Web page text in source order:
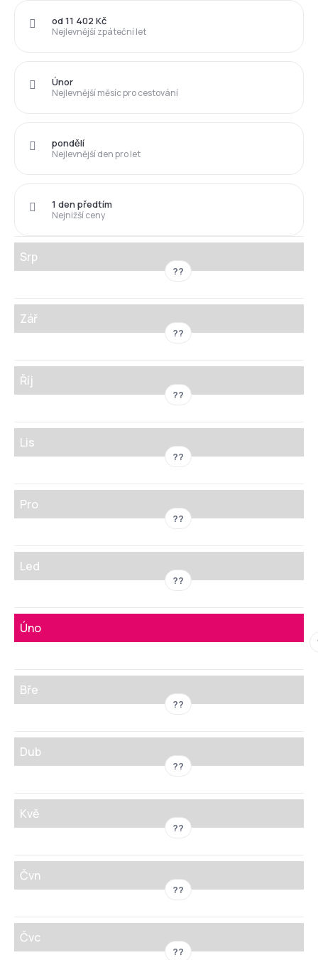
Nejlevnější zpáteční let
od 11 402 Kč
Nejlevnější měsíc pro cestování
Únor
Nejlevnější den pro let
pondělí
Nejnižší ceny
1 den předtím
Srp
??
Zář
??
Říj
??
Lis
??
Pro
??
Led
??
Úno
Bře
??
Dub
??
Kvě
??
Čvn
??
Čvc
??